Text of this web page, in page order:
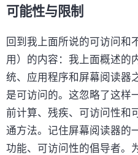
可能性与限制
回到我上面所说的可访问和
用）的内容：我上面概述的
统、应用程序和屏幕阅读器
是可访问的。这忽略了这样
前计算、残疾、可访问性和
通方法。记住屏幕阅读器的
功能、可访问性的倡导者。